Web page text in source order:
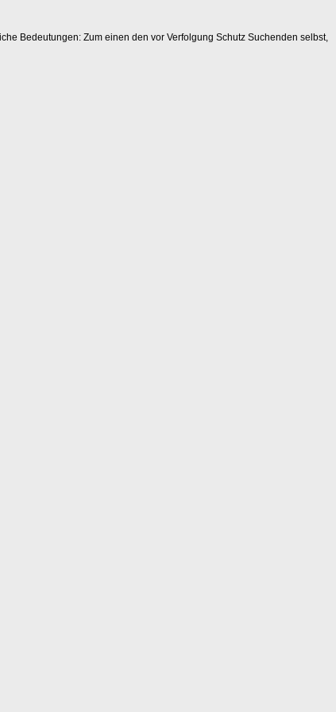
Bedeutungen: Zum einen den vor Verfolgung Schutz Suchenden selbst,